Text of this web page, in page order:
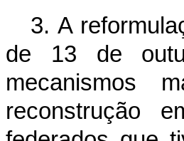
3. A
de 13 de
mecanismos
reconstrução